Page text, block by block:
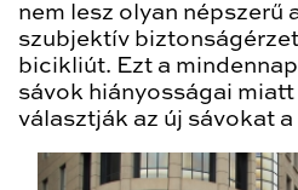
nem lesz olyan népszerű
szubjektív
bicikliút. Ezt a
sávok hiányosságai
választják az új sávokat